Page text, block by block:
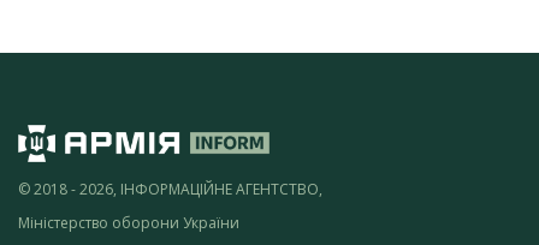
© 2018 - 2026, ІНФОРМАЦІЙНЕ АГЕНТСТВО,
Міністерство оборони України